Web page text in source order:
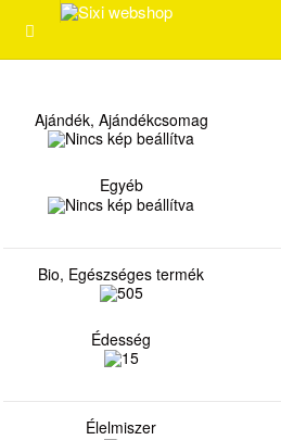
Ajándék, Ajándékcsomag
Egyéb
Bio, Egészséges termék
Édesség
Élelmiszer